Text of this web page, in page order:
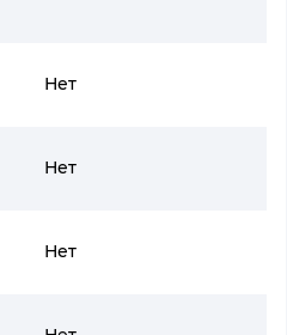
Нет
Нет
Нет